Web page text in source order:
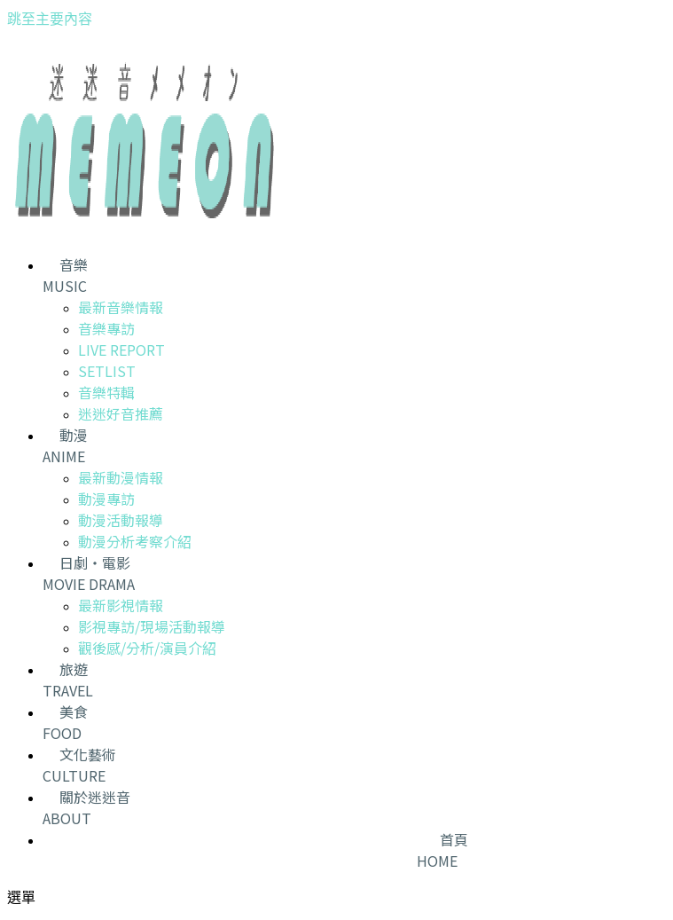
跳至主要內容
音樂
MUSIC
最新音樂情報
音樂專訪
LIVE REPORT
SETLIST
音樂特輯
迷迷好音推薦
動漫
ANIME
最新動漫情報
動漫專訪
動漫活動報導
動漫分析考察介紹
日劇・電影
MOVIE DRAMA
最新影視情報
影視專訪/現場活動報導
觀後感/分析/演員介紹
旅遊
TRAVEL
美食
FOOD
文化藝術
CULTURE
關於迷迷音
ABOUT
首頁
HOME
選單